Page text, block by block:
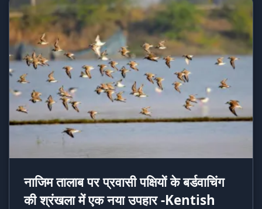
नाजिम तालाब पर प्रवासी पक्षियों के बर्डवाचिंग
की श्रंखला में एक नया उपहार -Kentish